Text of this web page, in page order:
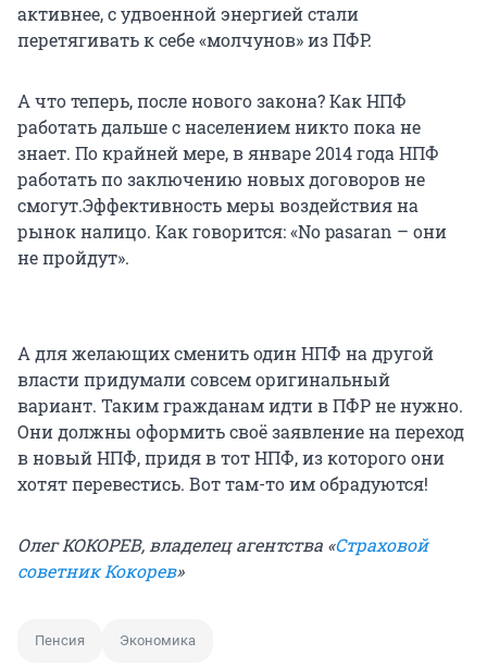
активнее, с удвоенной энергией стали
перетягивать к себе «молчунов» из ПФР.
А что теперь, после нового закона? Как НПФ
работать дальше с населением никто пока не
знает. По крайней мере, в январе 2014 года НПФ
работать по заключению новых договоров не
смогут.Эффективность меры воздействия на
рынок налицо. Как говорится: «No pasaran – они
не пройдут».
А для желающих сменить один НПФ на другой
власти придумали совсем оригинальный
вариант. Таким гражданам идти в ПФР не нужно.
Они должны оформить своё заявление на переход
в новый НПФ, придя в тот НПФ, из которого они
хотят перевестись. Вот там-то им обрадуются!
Олег КОКОРЕВ, владелец агентства «Страховой
советник Кокорев»
Пенсия Экономика